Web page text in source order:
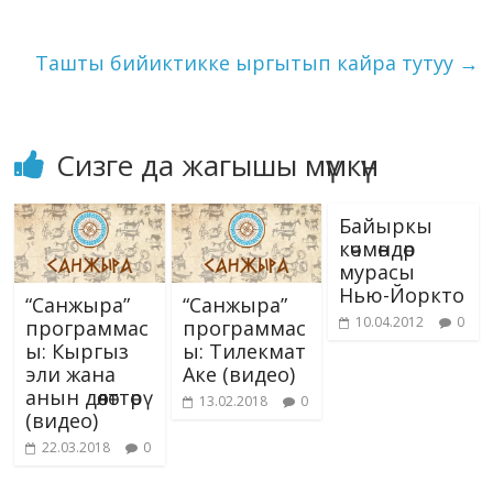
ni
k
Ташты бийиктикке ыргытып кайра тутуу →
Сизге да жагышы мүмкүн
“Санжыра”
программас
ы: Кыргыз
эли жана
анын дөөлөттөрү
(видео)
22.03.2018 0
“Санжыра”
программас
ы: Тилекмат
Аке (видео)
13.02.2018 0
Байыркы
көчмөндөр
мурасы
Нью-Йоркто
10.04.2012 0